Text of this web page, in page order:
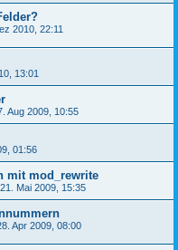
2010, 22:11
13:01
Aug 2009, 10:55
01:56
mit mod_rewrite
Mai 2009, 15:35
Apr 2009, 08:00